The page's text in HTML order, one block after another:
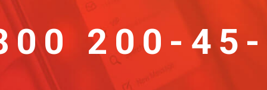
200-